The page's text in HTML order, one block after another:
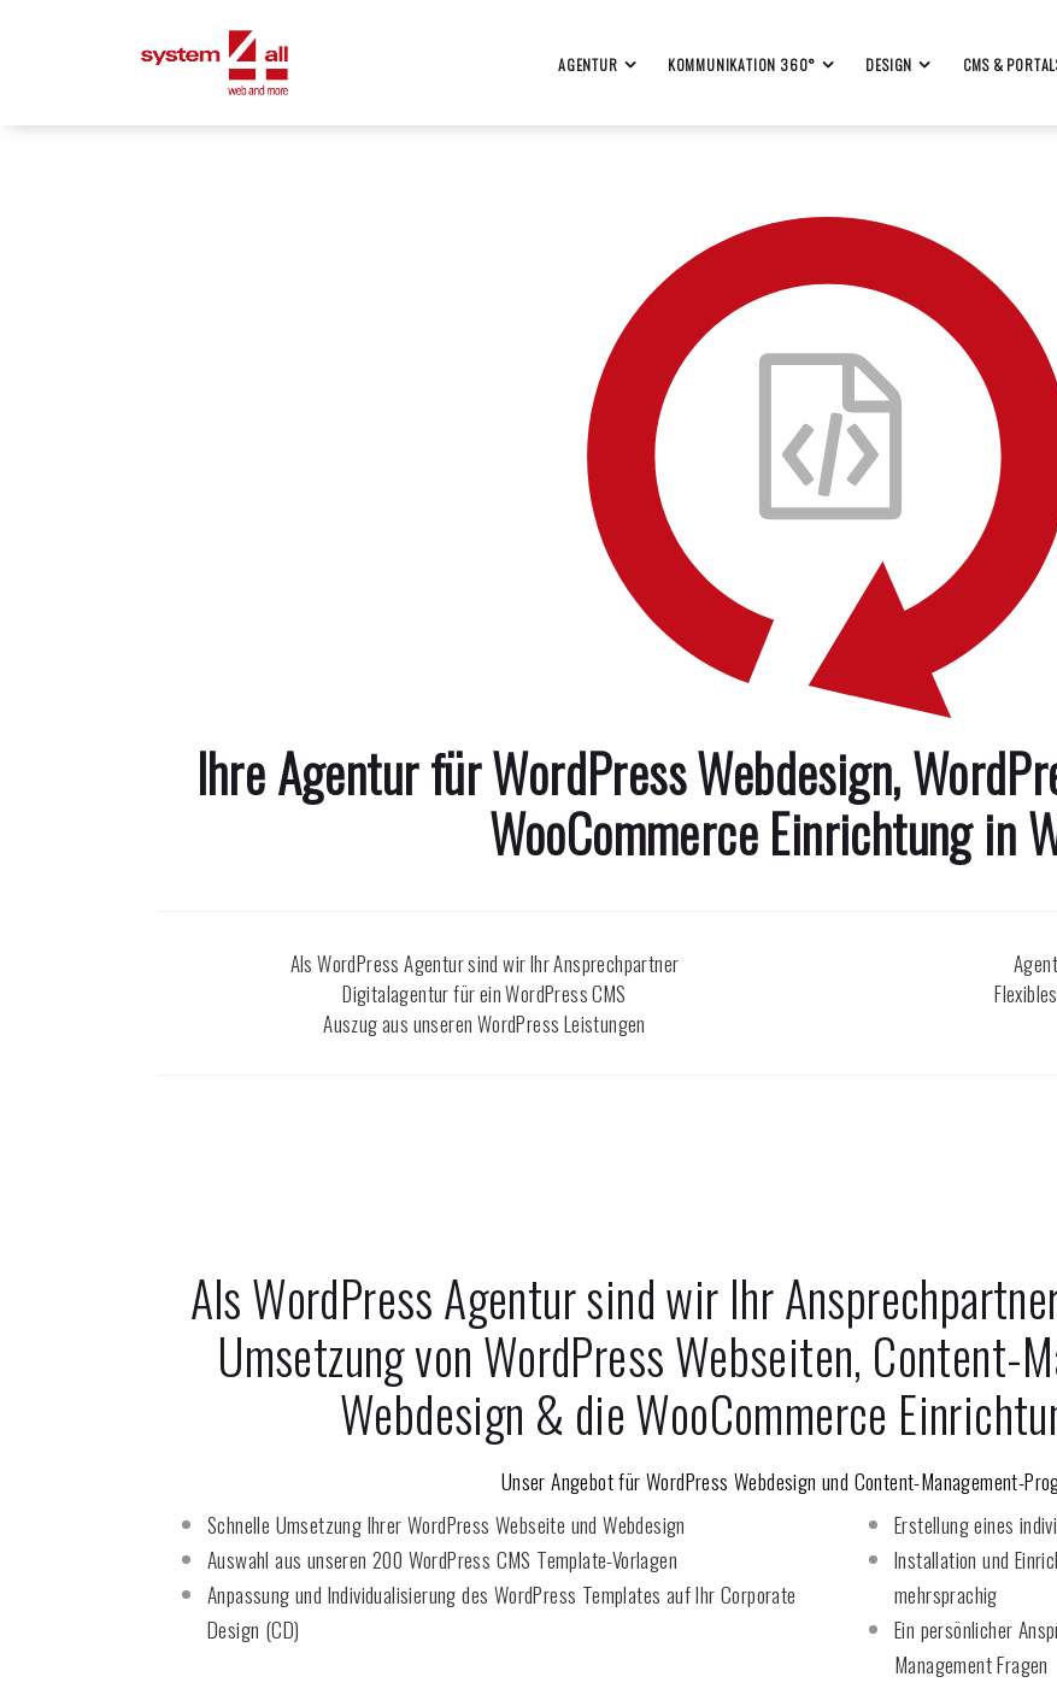
AGENTUR KOMMUNIKATION 360° DESIGN CMS &
Ihre Agentur für WordPress Webdesign,
WooCommerce Einrichtung in
Als WordPress Agentur sind wir Ihr Ansprechpartner
Digitalagentur für ein WordPress CMS
Auszug aus unseren WordPress Leistungen
Als WordPress Agentur sind wir Ihr
Umsetzung von WordPress Webseiten, Content-
Webdesign & die WooCommerce
Unser Angebot für WordPress Webdesign und Content-Management-
Schnelle Umsetzung Ihrer WordPress Webseite und Webdesign
Auswahl aus unseren 200 WordPress CMS Template-Vorlagen
Anpassung und Individualisierung des WordPress Templates auf Ihr Corporate
Design (CD)
Erstellung eines
Installation und
mehrsprachig
Ein persönlicher
Management Fragen